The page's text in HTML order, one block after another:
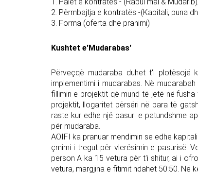
2. Përmbajtja e kontratës -(Kapitali, puna
3. Forma (oferta dhe pranimi)
Kushtet e'Mudarabas'
Përveçqë mudaraba duhet t'i
implementimi i mudarabas. Në
fillimin e projektit që mund të jetë në
projektit, llogaritet përsëri në para të
raste kur edhe një pasuri e patundshme
për mudaraba.
AOIFI ka pranuar mendimin se edhe
çmimi i tregut për vlerësimin e pasurisë.
person A ka 15 vetura për t'i shitur, ai i
vetura, margjina e fitimit ndahet 50:50. Në